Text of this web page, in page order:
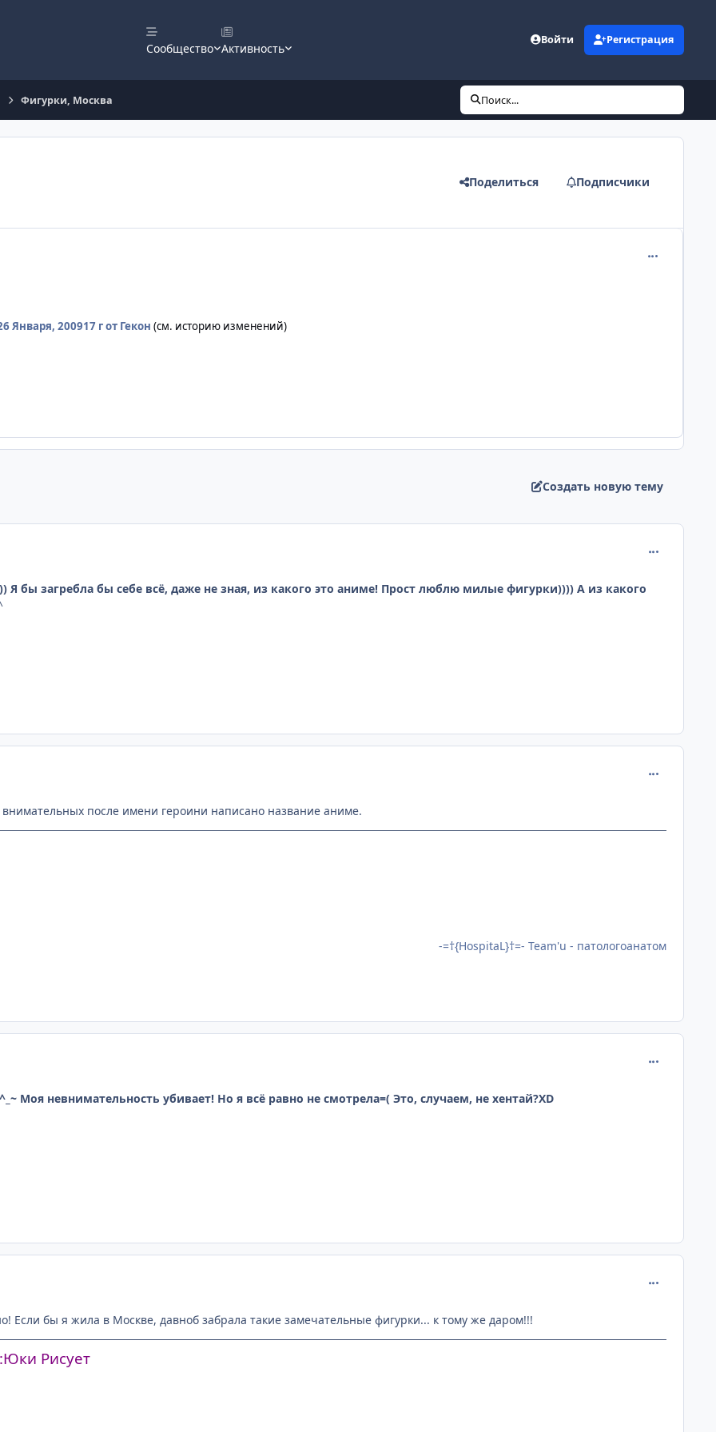
Сообщество Активность
Войти Регистрация
Фигурки, Москва Поиск...
Поделиться Подписчики
Января, 200917 гот Гекон (см. историю изменений)
Создать новую тему
Я бы загребла бы себе всё, даже не зная, из какого это аниме! Прост люблю милые фигурки)))) А из какого
внимательных после имени героини написано название аниме.
-=†{HospitaL}†=- Team'u - патологоанатом
Моя невнимательность убивает! Но я всё равно не смотрела=( Это, случаем, не хентай?XD
Если бы я жила в Москве, давноб забрала такие замечательные фигурки... к тому же даром!!!
Юки Рисует